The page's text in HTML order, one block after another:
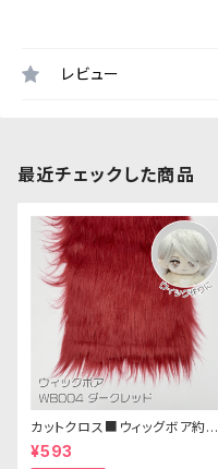
レビュー
最近チェックした商品
カットクロス■ウィッグボア約8c
m(ダークレッド)WB004ボア生
地 25cm × 45cm
¥593